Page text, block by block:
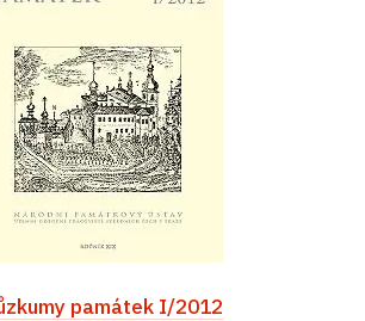
památek I/2012